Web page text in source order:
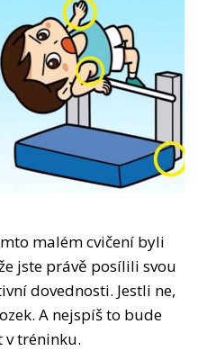
malém cvičení byli
jste právě posílili svou
dovednosti. Jestli ne,
A nejspíš to bude
v tréninku.